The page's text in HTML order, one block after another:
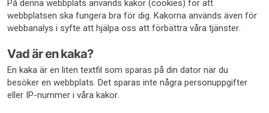
På denna webbplats används kakor (cookies) för att
webbplatsen ska fungera bra för dig. Kakorna används även för
webbanalys i syfte att hjälpa oss att förbättra våra tjänster.
Vad är en kaka?
En kaka är en liten textfil som sparas på din dator när du
besöker en webbplats. Det sparas inte några personuppgifter
eller IP-nummer i våra kakor.